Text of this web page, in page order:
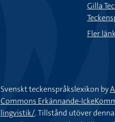
Gilla
Fler
Svenskt teckenspråkslexikon by
Commons Erkännande-
lingvistik/. Tillstånd utöver